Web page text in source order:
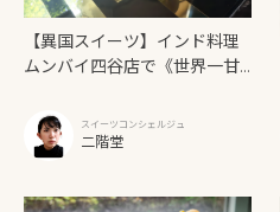
【異国スイーツ】インド料理
ムンバイ四谷店で《世界一甘
ー》を味わうスイーツコンシェルジュ
二階堂